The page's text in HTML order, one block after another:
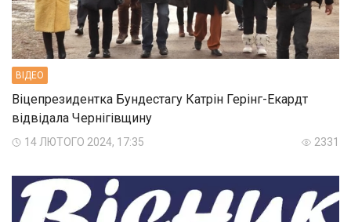
ВIДЕО
Віцепрезидентка Бундестагу Катрін Герінг-Екардт
відвідала Чернігівщину
14 ЛЮТОГО 2024, 17:35 2331